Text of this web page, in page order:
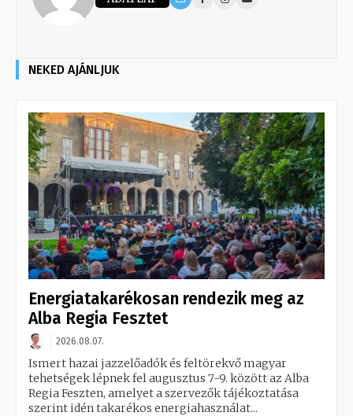
NEKED AJÁNLJUK
Energiatakarékosan rendezik meg az
Alba Regia Fesztet
2026.08.07.
Ismert hazai jazzelőadók és feltörekvő magyar
tehetségek lépnek fel augusztus 7-9. között az Alba
Regia Feszten, amelyet a szervezők tájékoztatása
szerint idén takarékos energiahasználat...